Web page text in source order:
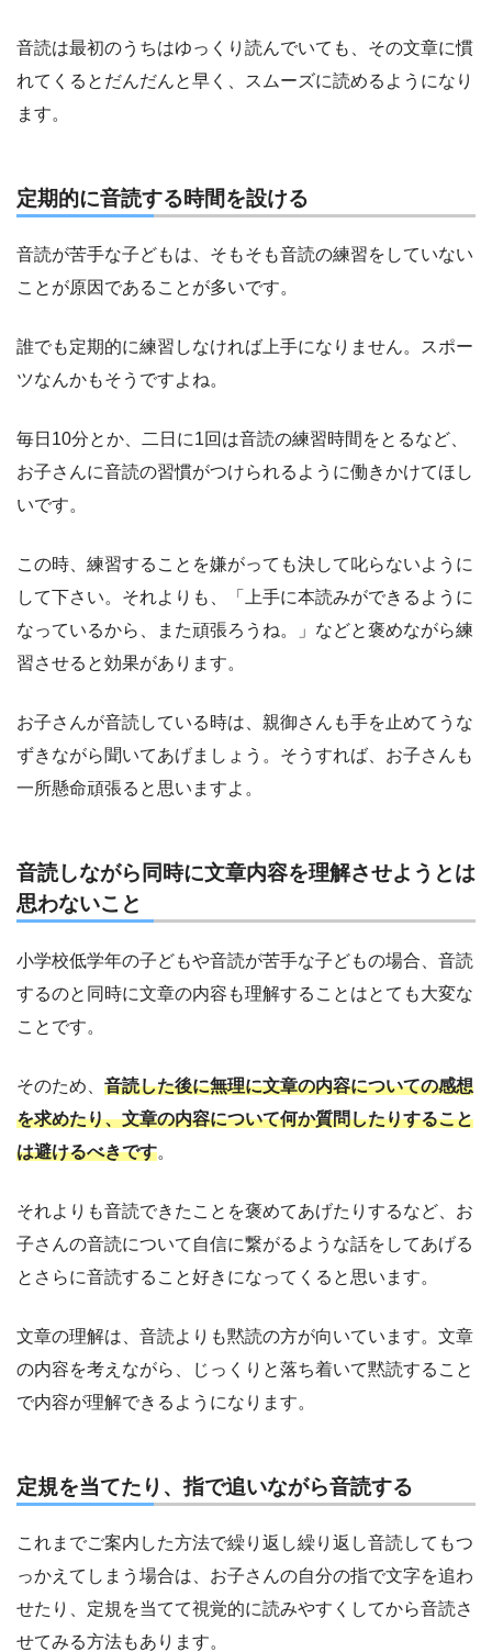
音読は最初のうちはゆっくり読んでいても、その文章に慣
れてくるとだんだんと早く、スムーズに読めるようになり
ます。
定期的に音読する時間を設ける
音読が苦手な子どもは、そもそも音読の練習をしていない
ことが原因であることが多いです。
誰でも定期的に練習しなければ上手になりません。スポー
ツなんかもそうですよね。
毎日10分とか、二日に1回は音読の練習時間をとるなど、
お子さんに音読の習慣がつけられるように働きかけてほし
いです。
この時、練習することを嫌がっても決して叱らないように
して下さい。それよりも、「上手に本読みができるように
なっているから、また頑張ろうね。」などと褒めながら練
習させると効果があります。
お子さんが音読している時は、親御さんも手を止めてうな
ずきながら聞いてあげましょう。そうすれば、お子さんも
一所懸命頑張ると思いますよ。
音読しながら同時に文章内容を理解させようとは
思わないこと
小学校低学年の子どもや音読が苦手な子どもの場合、音読
するのと同時に文章の内容も理解することはとても大変な
ことです。
そのため、 音読した後に無理に文章の内容についての感想
を求めたり、文章の内容について何か質問したりすること
は避けるべきです。
それよりも音読できたことを褒めてあげたりするなど、お
子さんの音読について自信に繋がるような話をしてあげる
とさらに音読すること好きになってくると思います。
文章の理解は、音読よりも黙読の方が向いています。文章
の内容を考えながら、じっくりと落ち着いて黙読すること
で内容が理解できるようになります。
定規を当てたり、指で追いながら音読する
これまでご案内した方法で繰り返し繰り返し音読してもつ
っかえてしまう場合は、お子さんの自分の指で文字を追わ
せたり、定規を当てて視覚的に読みやすくしてから音読さ
せてみる方法もあります。